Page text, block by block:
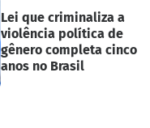
Lei que criminaliza a
violência política de
gênero completa cinco
anos no Brasil